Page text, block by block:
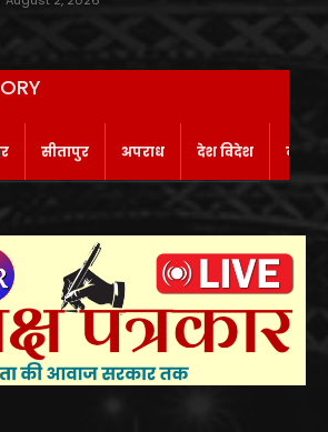
सीतापुर अपराध देश विदेश